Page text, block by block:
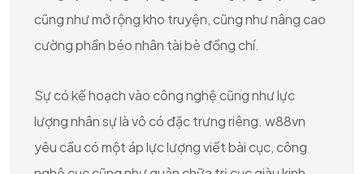
cũng như mở rộng kho truyện, cũng như nâng cao
cường phần béo nhân tài bè đồng chí.
Sự có kế hoạch vào công nghệ cũng như lực
lượng nhân sự là vô có đặc trưng riêng. w88vn
yêu cầu có một áp lực lượng viết bài cục, công